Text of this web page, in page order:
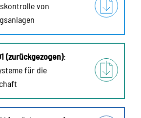
von
(zurückgezogen):
für die